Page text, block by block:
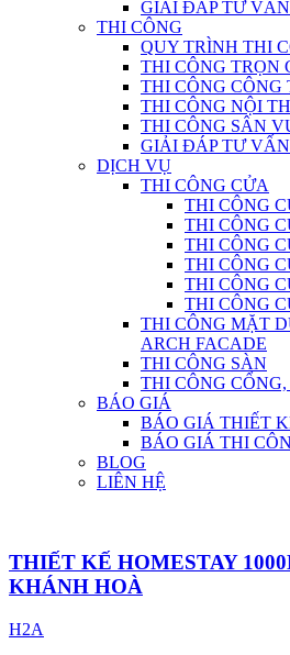
GIẢI ĐÁP TƯ
THI CÔNG
QUY TRÌNH THI
THI CÔNG TRỌN
THI CÔNG CÔNG
THI CÔNG NỘI
THI CÔNG SÂN
GIẢI ĐÁP TƯ
DỊCH VỤ
THI CÔNG CỬA
THI CÔNG
THI CÔNG
THI CÔNG
THI CÔNG
THI CÔNG
THI CÔNG
THI CÔNG MẶT
ARCH FACADE
THI CÔNG SÀN
THI CÔNG
BÁO GIÁ
BÁO GIÁ THIẾT
BÁO GIÁ THI
BLOG
LIÊN HỆ
THIẾT KẾ HOMESTAY
KHÁNH HOÀ
H2A